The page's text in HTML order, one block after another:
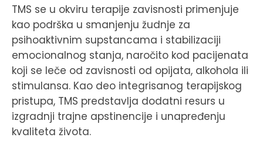
TMS se u okviru terapije zavisnosti primenjuje
kao podrška u smanjenju žudnje za
psihoaktivnim supstancama i stabilizaciji
emocionalnog stanja, naročito kod pacijenata
koji se leče od zavisnosti od opijata, alkohola ili
stimulansa. Kao deo integrisanog terapijskog
pristupa, TMS predstavlja dodatni resurs u
izgradnji trajne apstinencije i unapređenju
kvaliteta života.